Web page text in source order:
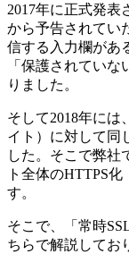
2017年に正式発表
から予告されてい
信する入力欄があ
「保護されてい
りました。
そして2018年には
イト）に対して同
した。そこで弊社
ト全体のHTTPS
す。
そこで、「常時
ちらで解説してお